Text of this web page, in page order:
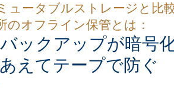
ュータブルストレージと比
のオフライン保管とは：
バックアップが暗号
えてテープで防ぐ